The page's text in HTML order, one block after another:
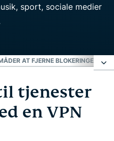
AT FJERNE BLOKERINGEN
med en VPN
af websites
tjenester
en VPN